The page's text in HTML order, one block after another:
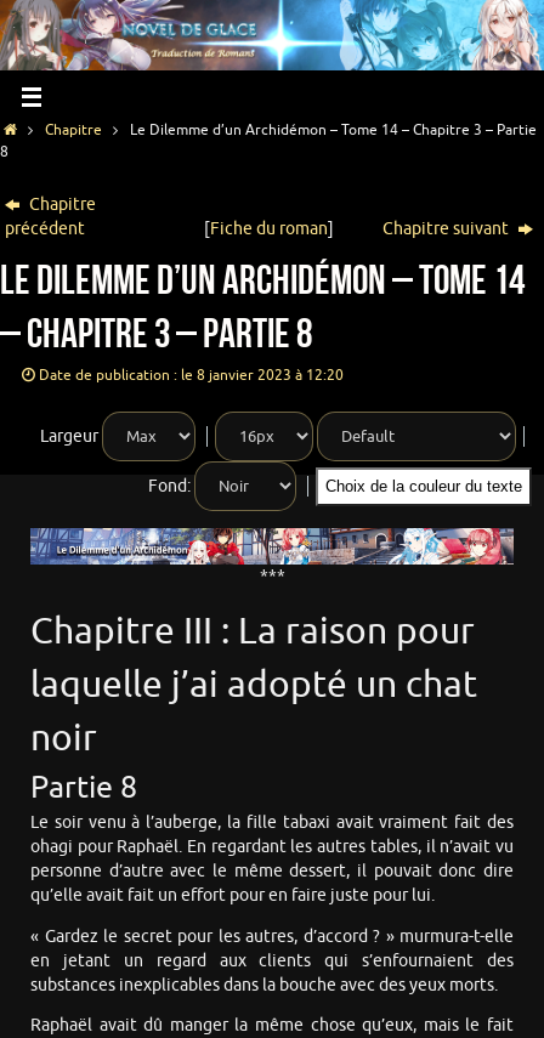
Chapitre
Le Dilemme d’un Archidémon – Tome 14 – Chapitre 3 – Partie
8
Chapitre
précédent
[Fiche du roman] Chapitre suivant
Le Dilemme d’un Archidémon – Tome 14
– Chapitre 3 – Partie 8
Date de publication : le 8 janvier 2023 à 12:20
Largeur
Fond: Choix de la couleur du texte
***
Chapitre III : La raison pour
laquelle j’ai adopté un chat
noir
Partie 8
Le soir venu à l’auberge, la fille tabaxi avait vraiment fait des
ohagi pour Raphaël. En regardant les autres tables, il n’avait vu
personne d’autre avec le même dessert, il pouvait donc dire
qu’elle avait fait un effort pour en faire juste pour lui.
« Gardez le secret pour les autres, d’accord ? » murmura-t-elle
en jetant un regard aux clients qui s’enfournaient des
substances inexplicables dans la bouche avec des yeux morts.
Raphaël avait dû manger la même chose qu’eux, mais le fait